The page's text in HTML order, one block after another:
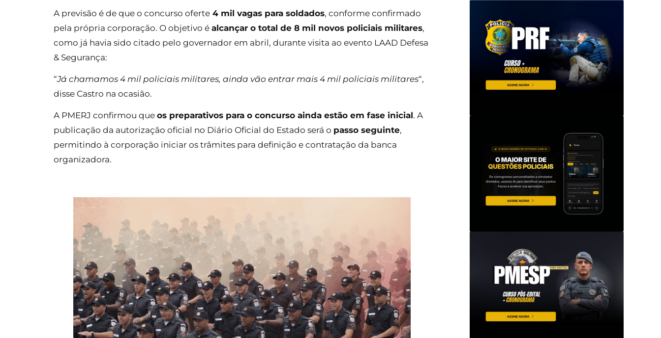
A previsão é de que o concurso oferte4 mil vagas para soldados, conforme confirmado
pela própria corporação. O objetivo é alcançar o total de 8 mil novos policiais militares,
como já havia sido citado pelo governador em abril, durante visita ao evento LAAD Defesa
& Segurança:
“Já chamamos 4 mil policiais militares, ainda vão entrar mais 4 mil policiais militares“,
disse Castro na ocasião.
A PMERJ confirmou que os preparativos para o concurso ainda estão em fase inicial. A
publicação da autorização oficial no Diário Oficial do Estado será o passo seguinte,
permitindo à corporação iniciar os trâmites para definição e contratação da banca
organizadora.